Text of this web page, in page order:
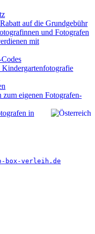
auf die Grundgebühr
und Fotografen
mit
eigenen Fotografen-
in
box-verleih.de